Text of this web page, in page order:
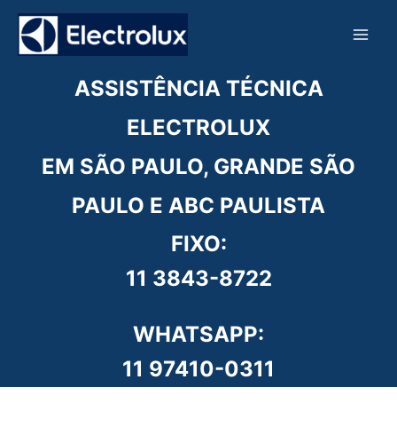
para
ASSISTÊNCIA TÉCNICA
ELECTROLUX
EM SÃO PAULO, GRANDE SÃO
PAULO E ABC PAULISTA
FIXO:
11 3843-8722
WHATSAPP:
11 97410-0311